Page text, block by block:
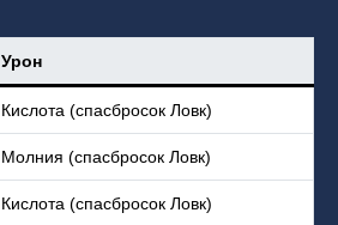
Урон
Кислота (спасбросок Ловк)
Молния (спасбросок Ловк)
Кислота (спасбросок Ловк)